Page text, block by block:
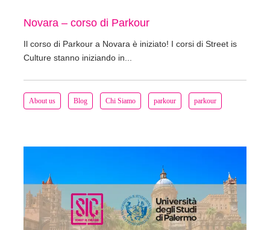
About us Blog Chi Siamo parkour parkour
Novara – corso di Parkour
Il corso di Parkour a Novara è iniziato! I corsi di Street is
Culture stanno iniziando in...